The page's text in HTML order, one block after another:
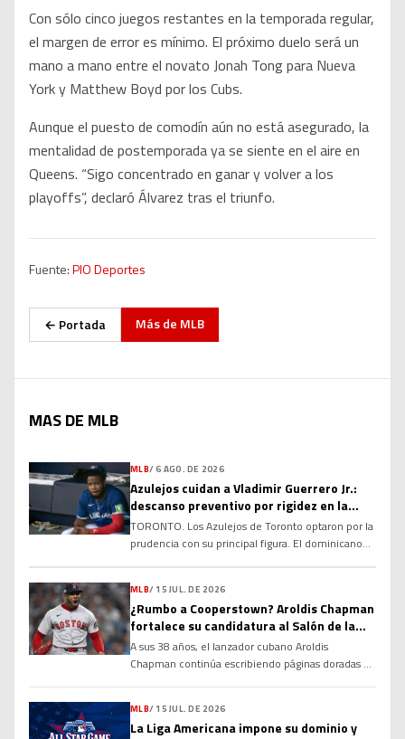
Con sólo cinco juegos restantes en la temporada regular,
el margen de error es mínimo. El próximo duelo será un
mano a mano entre el novato Jonah Tong para Nueva
York y Matthew Boyd por los Cubs.
Aunque el puesto de comodín aún no está asegurado, la
mentalidad de postemporada ya se siente en el aire en
Queens. “Sigo concentrado en ganar y volver a los
playoffs”, declaró Álvarez tras el triunfo.
Fuente:PIO Deportes
← Portada Más de MLB
MAS DE MLB
MLB/6 AGO. DE 2026
Azulejos cuidan a Vladimir Guerrero Jr.:
descanso preventivo por rigidez en la
corva
TORONTO. Los Azulejos de Toronto optaron por la
prudencia con su principal figura. El dominicano
una rigidez en el tendón de la corva, una decisión
tomada con el objetivo de evitar que la molestia
se agrave y garantizar su […]
MLB/ 15 JUL. DE 2026
¿Rumbo a Cooperstown? Aroldis Chapman
fortalece su candidatura al Salón de la
Fama
A sus 38 años, el lanzador cubano Aroldis
Chapman continúa escribiendo páginas doradas en
méritos suficientes para ingresar al Salón de la
Fama de Cooperstown? Sus números, su
MLB/ 15 JUL. DE 2026
La Liga Americana impone su dominio y